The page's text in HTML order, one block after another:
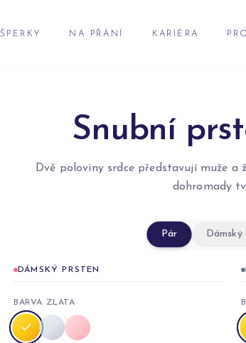
ŠPERKY NA PŘÁNÍ KARIÉRA
Snubní
Dvě poloviny srdce představují muže a
dohromady
Pár Dámský
DÁMSKÝ PRSTEN
BARVA ZLATA